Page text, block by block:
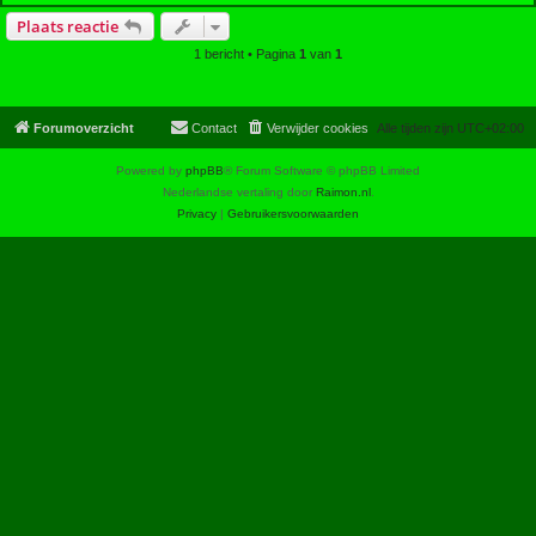
Plaats reactie
1 bericht • Pagina 1 van 1
Forumoverzicht Alle tijden zijn UTC+02:00
Verwijder cookies
Contact
Powered by phpBB® Forum Software © phpBB Limited
Nederlandse vertaling door Raimon.nl.
Privacy | Gebruikersvoorwaarden